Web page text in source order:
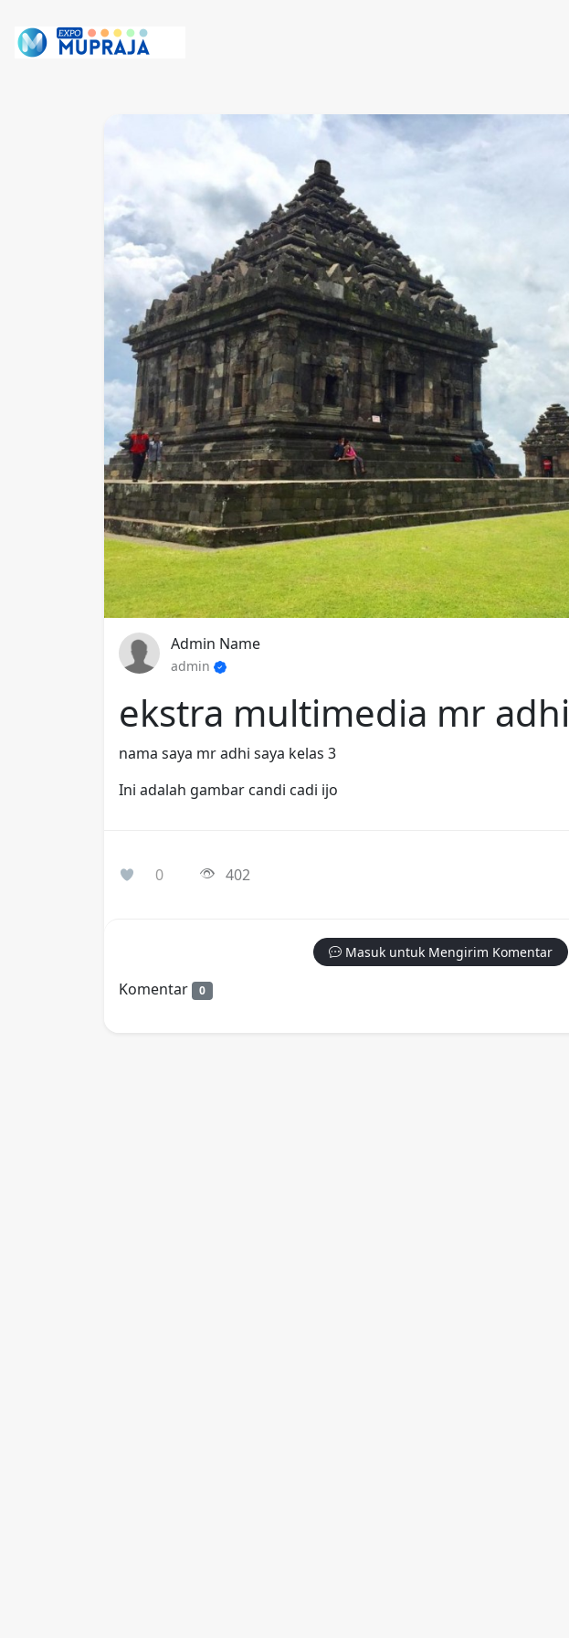
Admin Name
admin
ekstra multimedia mr adhi
nama saya mr adhi saya kelas 3
Ini adalah gambar candi cadi ijo
0 402
Masuk untuk Mengirim Komentar
Komentar 0